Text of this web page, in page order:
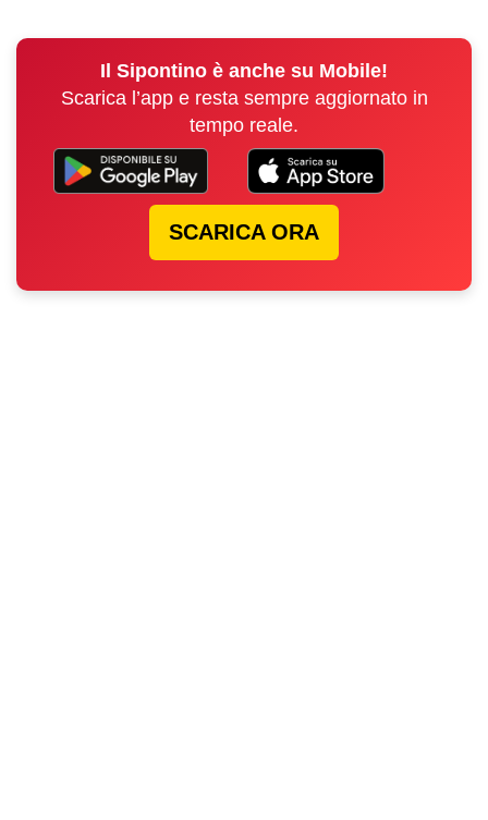
Il Sipontino è anche su Mobile!
Scarica l’app e resta sempre aggiornato in
tempo reale.
SCARICA ORA